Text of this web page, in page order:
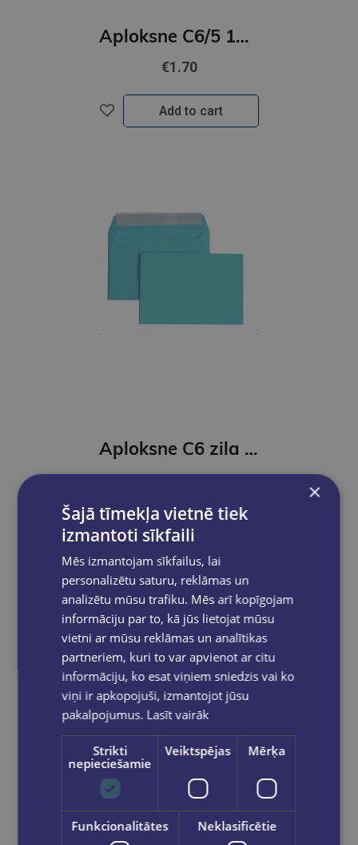
Aploksne C6/5 10gab dzeltena
€1.70
Add to cart
Aploksne C6 zila 10 gb
€1.50
Add to cart
×
Šajā tīmekļa vietnē tiek
izmantoti sīkfaili
Mēs izmantojam sīkfailus, lai
personalizētu saturu, reklāmas un
analizētu mūsu trafiku. Mēs arī kopīgojam
informāciju par to, kā jūs lietojat mūsu
vietni ar mūsu reklāmas un analītikas
partneriem, kuri to var apvienot ar citu
informāciju, ko esat viņiem sniedzis vai ko
viņi ir apkopojuši, izmantojot jūsu
pakalpojumus. Lasīt vairāk
Strikti
nepieciešamie
Veiktspējas Mērķa
Funkcionalitātes Neklasificētie